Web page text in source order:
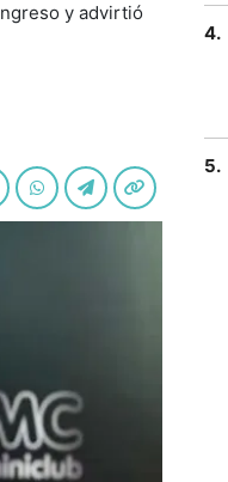
y advirtió
4.
5.